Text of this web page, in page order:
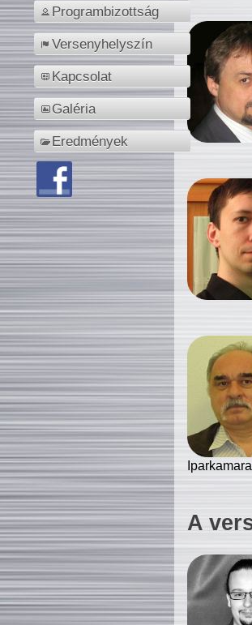
Programbizottság
Versenyhelyszín
Kapcsolat
Galéria
Eredmények
A